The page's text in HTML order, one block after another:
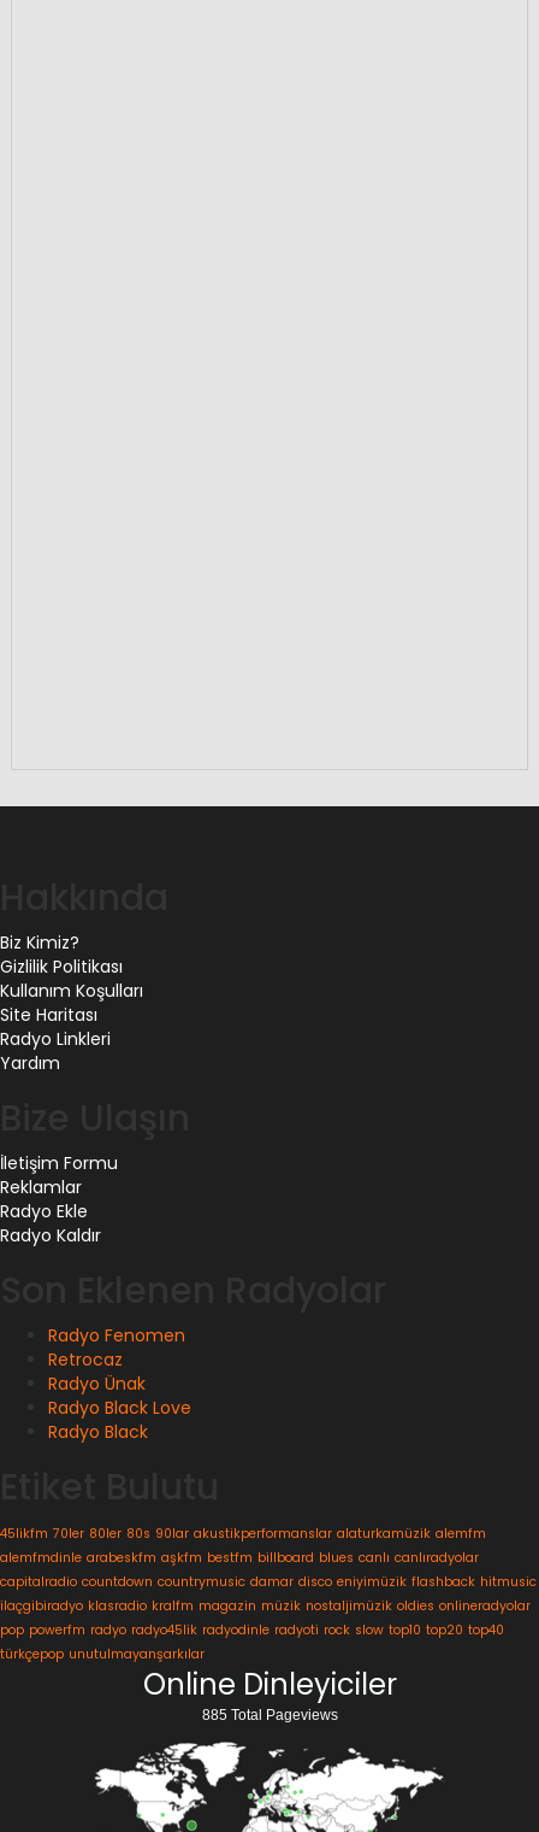
Biz Kimiz?
Gizlilik Politikası
Kullanım Koşulları
Site Haritası
Radyo Linkleri
Yardım
İletişim Formu
Reklamlar
Radyo Ekle
Radyo Kaldır
Radyo Fenomen
Retrocaz
Radyo Ünak
Radyo Black Love
Radyo Black
45likfm 70ler 80ler 80s 90lar akustikperformanslar alaturkamüzik alemfm
alemfmdinle arabeskfm aşkfm bestfm billboard blues canlı canlıradyolar
capitalradio countdown countrymusic damar disco eniyimüzik flashback hitmusic
ilaçgibiradyo klasradio kralfm magazin müzik nostaljimüzik oldies onlineradyolar
pop powerfm radyo radyo45lik radyodinle radyoti rock slow top10 top20 top40
türkçepop unutulmayanşarkılar
Online Dinleyiciler
885 Total Pageviews